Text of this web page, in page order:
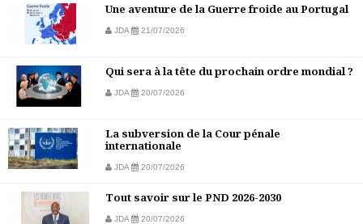
Une aventure de la Guerre froide au Portugal
JDA 21/07/2026
Qui sera à la tête du prochain ordre mondial ?
JDA 20/07/2026
La subversion de la Cour pénale
internationale
JDA 20/07/2026
Tout savoir sur le PND 2026-2030
JDA 20/07/2026